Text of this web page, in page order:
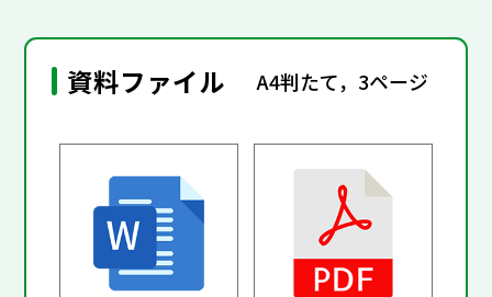
資料ファイル A4判たて，3ページ